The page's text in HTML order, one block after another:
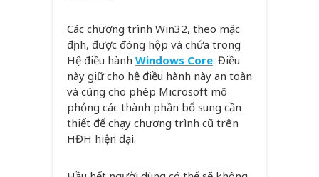
Các chương trình Win32, theo mặc
định, được đóng hộp và chứa trong
Hệ điều hành Windows Core. Điều
này giữ cho hệ điều hành này an toàn
và cũng cho phép Microsoft mô
phỏng các thành phần bổ sung cần
thiết để chạy chương trình cũ trên
HĐH hiện đại.